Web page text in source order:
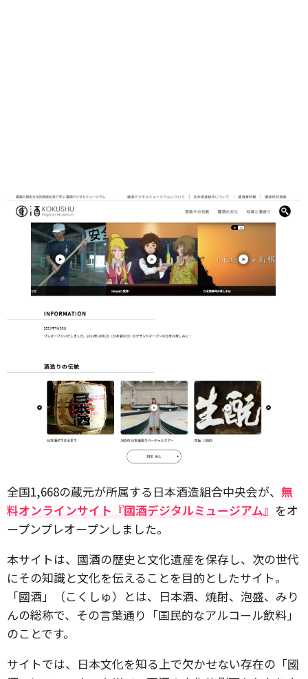
全国1,668の蔵元が所属する日本酒造組合中央会が、 無
料オンラインサイト『國酒デジタルミュージアム』 をオ
ープンプレオープンしました。
本サイトは、國酒の歴史と文化遺産を保存し、次の世代
にその知識と文化を伝えることを目的としたサイト。
「國酒」（こくしゅ）とは、日本酒、焼酎、泡盛、みり
んの総称で、その言葉通り「国民的なアルコール飲料」
のことです。
サイトでは、日本文化を知る上で欠かせない存在の「國